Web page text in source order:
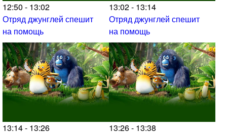
12:50 - 13:02
Отряд джунглей спешит
на помощь
13:02 - 13:14
Отряд джунглей спешит
на помощь
13:14 - 13:26 13:26 - 13:38